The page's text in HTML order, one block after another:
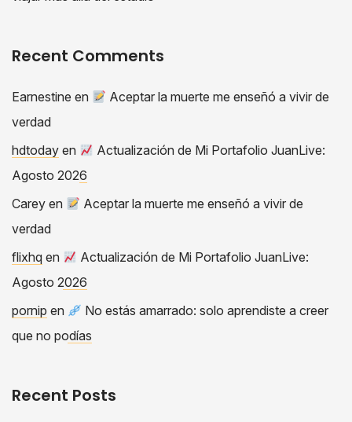
Recent Comments
Earnestine en
Aceptar la muerte me enseñó a vivir de
verdad
hdtoday en
Actualización de Mi Portafolio JuanLive:
Agosto 2026
Carey en
Aceptar la muerte me enseñó a vivir de
verdad
flixhq en
Actualización de Mi Portafolio JuanLive:
Agosto 2026
pornip en
No estás amarrado: solo aprendiste a creer
que no podías
Recent Posts